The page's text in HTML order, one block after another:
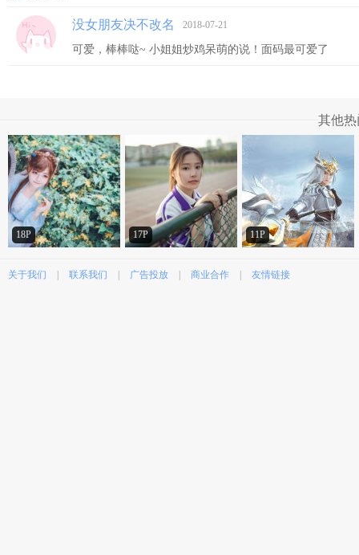
没女朋友决不改名 2018-07-21
可爱，棒棒哒~ 小姐姐炒鸡呆萌的说！面码最可爱了
其他
18P 17P 11P
关于我们 | 联系我们 | 广告投放 | 商业合作 | 友情链接